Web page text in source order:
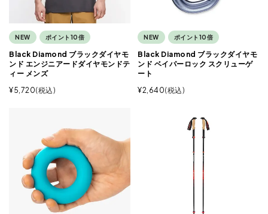
NEW ポイント10倍
Black Diamond ブラックダイヤモ
ンド エンジニアードダイヤモンドテ
ィー メンズ
¥5,720 税込
NEW ポイント10倍
Black Diamond ブラックダイヤモ
ンド ベイパーロック スクリューゲ
ート
¥2,640 税込